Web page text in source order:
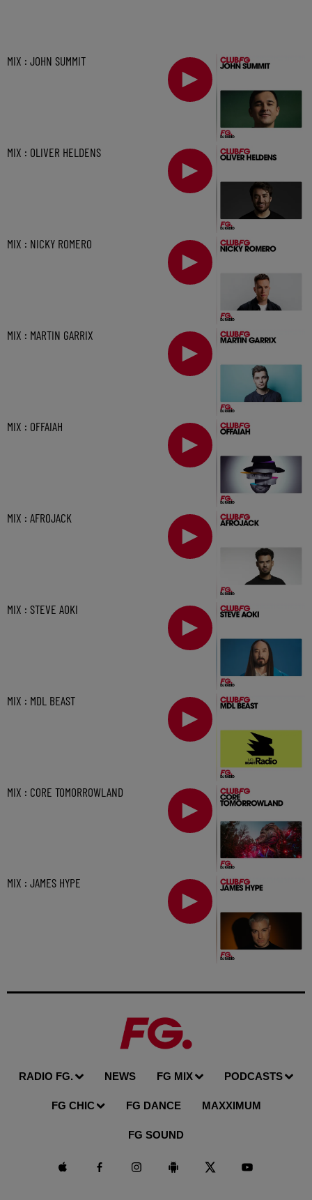
MIX : JOHN SUMMIT
MIX : OLIVER HELDENS
MIX : NICKY ROMERO
MIX : MARTIN GARRIX
MIX : OFFAIAH
MIX : AFROJACK
MIX : STEVE AOKI
MIX : MDL BEAST
MIX : CORE TOMORROWLAND
MIX : JAMES HYPE
RADIO FG. NEWS FG MIX PODCASTS
FG CHIC FG DANCE MAXXIMUM
FG SOUND